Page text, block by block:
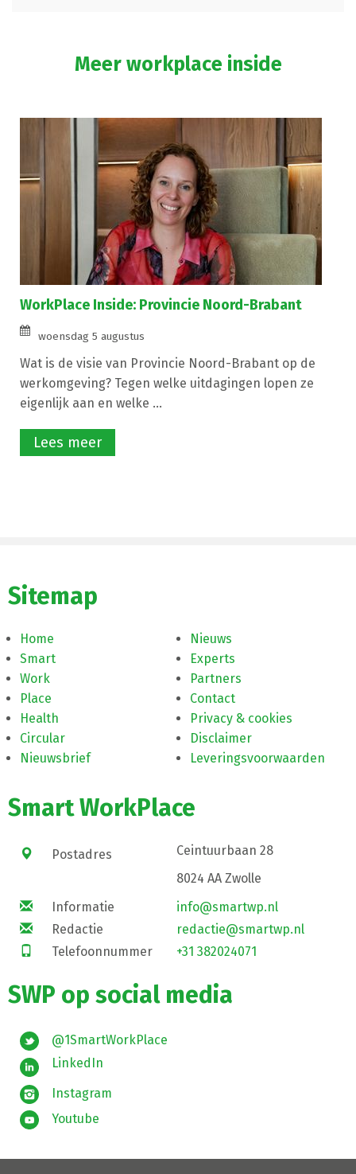
Meer workplace inside
WorkPlace Inside: Provincie Noord-Brabant
woensdag 5 augustus
Wat is de visie van Provincie Noord-Brabant op de
werkomgeving? Tegen welke uitdagingen lopen ze
eigenlijk aan en welke ...
Lees meer
Sitemap
Home
Smart
Work
Place
Health
Circular
Nieuwsbrief
Nieuws
Experts
Partners
Contact
Privacy & cookies
Disclaimer
Leveringsvoorwaarden
Smart WorkPlace
Postadres
Ceintuurbaan 28
8024 AA Zwolle
Informatie
info@smartwp.nl
Redactie
redactie@smartwp.nl
Telefoonnummer
+31 382024071
SWP op social media
@1SmartWorkPlace
LinkedIn
Instagram
Youtube